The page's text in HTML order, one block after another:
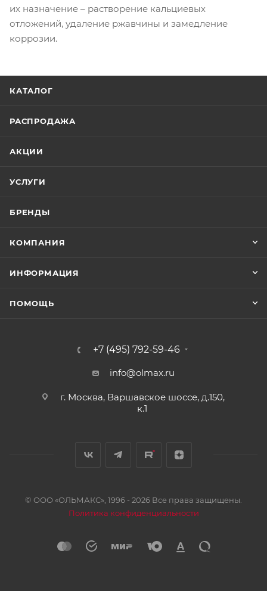
их назначение – растворение кальциевых
отложений, удаление ржавчины и замедление
коррозии.
КАТАЛОГ
РАСПРОДАЖА
АКЦИИ
УСЛУГИ
БРЕНДЫ
КОМПАНИЯ
ИНФОРМАЦИЯ
ПОМОЩЬ
+7 (495) 792-59-46
info@olmax.ru
г. Москва, Варшавское шоссе, д.150,
к.1
© ООО «ОЛЬМАКС», 1996 - 2026 Все права защищены.
Политика конфиденциальности